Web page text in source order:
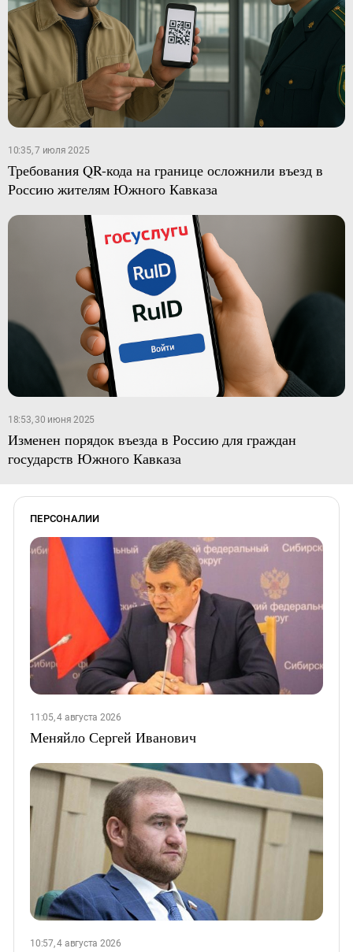
10:35, 7 июля 2025
Требования QR-кода на границе осложнили въезд в
Россию жителям Южного Кавказа
18:53, 30 июня 2025
Изменен порядок въезда в Россию для граждан
государств Южного Кавказа
ПЕРСОНАЛИИ
11:05, 4 августа 2026
Меняйло Сергей Иванович
10:57, 4 августа 2026